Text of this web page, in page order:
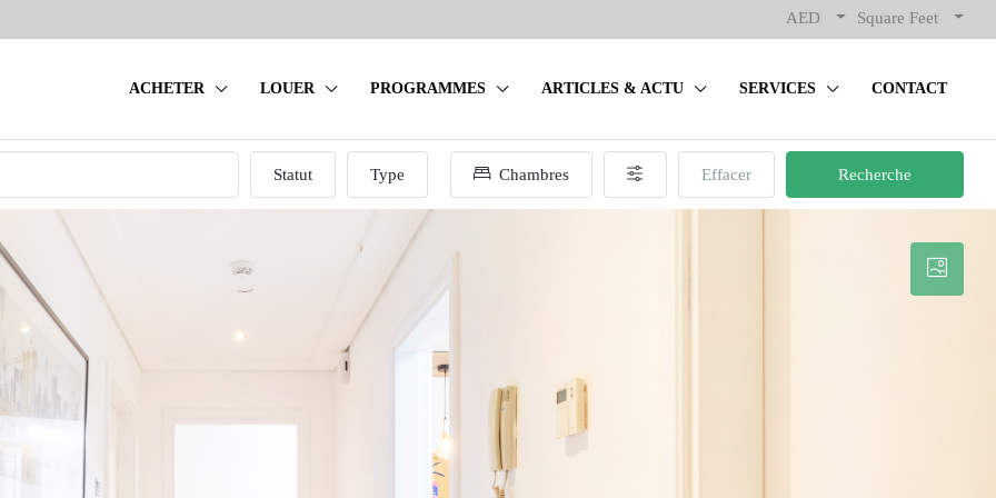
AED Square Feet
ACHETER LOUER PROGRAMMES ARTICLES & ACTU SERVICES CONTACT
Statut Type Chambres Effacer Recherche